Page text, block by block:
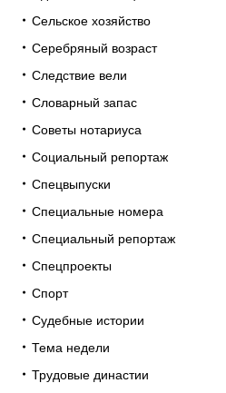
Сельское хозяйство
Серебряный возраст
Следствие вели
Словарный запас
Советы нотариуса
Социальный репортаж
Спецвыпуски
Специальные номера
Специальный репортаж
Спецпроекты
Спорт
Судебные истории
Тема недели
Трудовые династии